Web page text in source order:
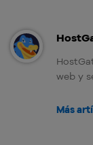
web y
Más